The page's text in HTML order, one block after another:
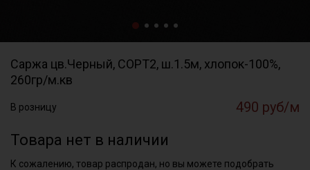
Саржа цв.Черный, СОРТ2, ш.1.5м, хлопок-100%,
260гр/м.кв
В розницу 490 руб/м
Товара нет в наличии
К сожалению, товар распродан, но вы можете подобрать